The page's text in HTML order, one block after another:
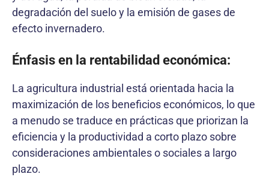
degradación del suelo y la emisión de gases de
efecto invernadero.
Énfasis en la rentabilidad económica:
La agricultura industrial está orientada hacia la
maximización de los beneficios económicos, lo que
a menudo se traduce en prácticas que priorizan la
eficiencia y la productividad a corto plazo sobre
consideraciones ambientales o sociales a largo
plazo.